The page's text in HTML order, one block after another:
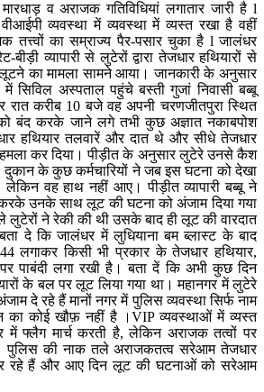
व अराजक गतिविधियां लगातार जारी है l
व्यवस्था में व्यवस्था में व्यस्त रखा है वहीं
तत्त्वों का सम्राज्य पैर-पसार चुका है l जालंधर
व्यापारी से लुटेरों द्वारा तेजधार हथियारों से
का मामला सामने आया। जानकारी के अनुसार
सिविल अस्पताल पहुंचे बस्ती गुजां निवासी बब्बू
रात करीब 10 बजे वह अपनी चरणजीतपुरा स्थित
बंद करके जाने लगे तभी कुछ अज्ञात नकाबपोश
हथियार तलवारें और दात थे और सीधे तेजधार
कर दिया। पीड़ीत के अनुसार लुटेरे उनसे कैश
दुकान के कुछ कर्मचारियों ने जब इस घटना को देखा
वह हाथ नहीं आए। पीड़ीत व्यापारी बब्बू ने
करके उनके साथ लूट की घटना को अंजाम दिया गया
लुटेरों ने रेकी की थी उसके बाद ही लूट की वारदात
दे कि जालंधर में लुधियाना बम ब्लास्ट के बाद
लगाकर किसी भी प्रकार के तेजधार हथियार,
पाबंदी लगा रखी है। बता दें कि अभी कुछ दिन
के बल पर लूट लिया गया था। महानगर में लुटेरे
दे रहे हैं मानों नगर में पुलिस व्यवस्था सिर्फ नाम
का कोई खौफ़ नहीं है ।VIP व्यवस्थाओं में व्यस्त
में फ्लैग मार्च करती है, लेकिन अराजक तत्वों पर
पुलिस की नाक तले अराजकतत्व सरेआम तेजधार
रहे हैं और आए दिन लूट की घटनाओं को सरेआम